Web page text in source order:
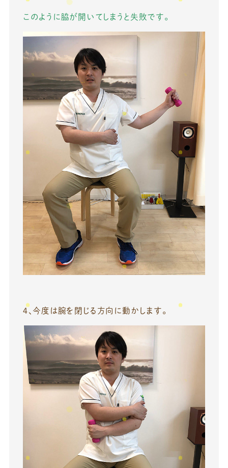
このように脇が開いてしまうと失敗です。
４、今度は腕を閉じる方向に動かします。